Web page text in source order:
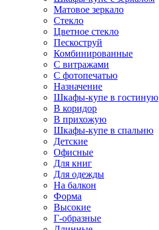
Матовое зеркало
Стекло
Цветное стекло
Пескоструй
Комбинированные
С витражами
С фотопечатью
Назначение
Шкафы-купе в гостиную
В коридор
В прихожую
Шкафы-купе в спальню
Детские
Офисные
Для книг
Для одежды
На балкон
Форма
Высокие
Г-образные